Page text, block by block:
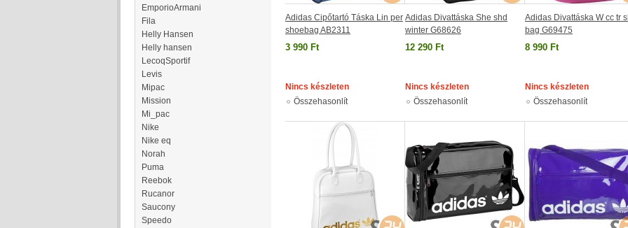
EmporioArmani
Fila
Helly Hansen
Helly hansen
LecoqSportif
Levis
Mipac
Mission
Mi_pac
Nike
Nike eq
Norah
Puma
Reebok
Rucanor
Saucony
Speedo
Adidas Cipőtartó Táska Lin per
shoebag AB2311
3 990 Ft
Nincs készleten
Összehasonlít
Adidas Divattáska She shd
winter G68626
12 290 Ft
Nincs készleten
Összehasonlít
Adidas Divattáska W cc tr
bag G69475
8 990 Ft
Nincs készleten
Összehasonlít